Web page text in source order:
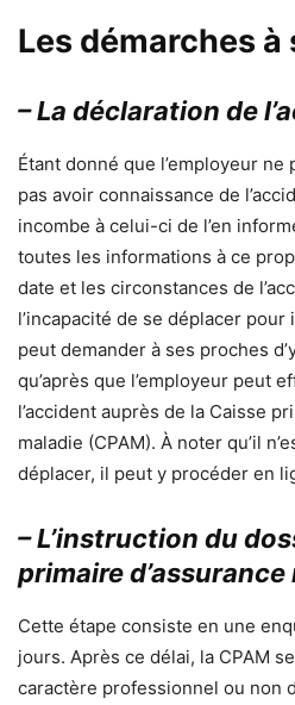
Les démarches à
– La déclaration de
Étant donné que l’employeur
pas avoir connaissance de
incombe à celui-ci de l’en
toutes les informations à ce
date et les circonstances de
l’incapacité de se déplacer
peut demander à ses proches
qu’après que l’employeur peut
l’accident auprès de la Caisse
maladie (CPAM). À noter qu’il
déplacer, il peut y procéder en
– L’instruction du
primaire d’assurance
Cette étape consiste en une
jours. Après ce délai, la CPAM
caractère professionnel ou non